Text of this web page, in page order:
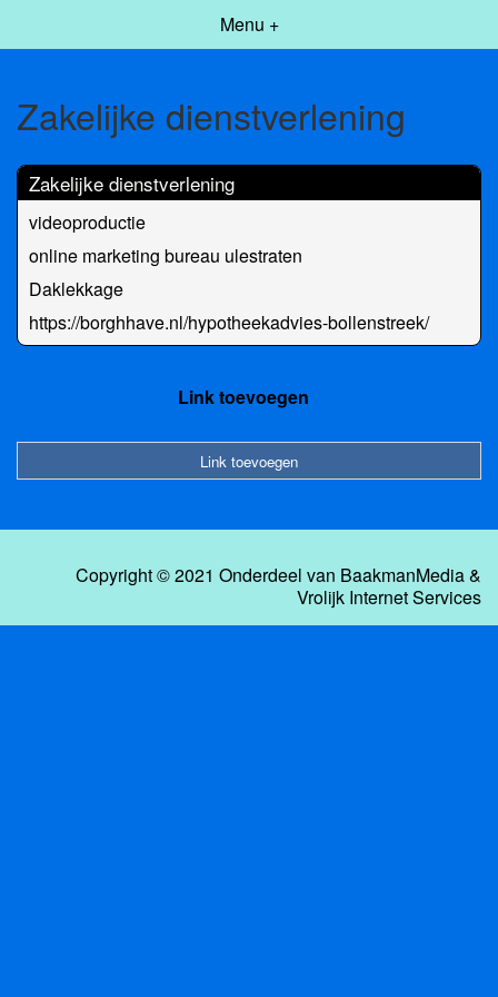
Menu +
Zakelijke dienstverlening
Zakelijke dienstverlening
videoproductie
online marketing bureau ulestraten
Daklekkage
https://borghhave.nl/hypotheekadvies-bollenstreek/
Link toevoegen
Link toevoegen
Copyright © 2021 Onderdeel van BaakmanMedia&
Vrolijk Internet Services